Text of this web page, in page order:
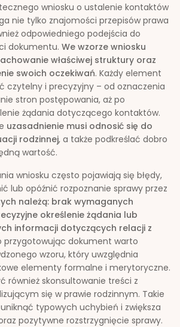
wniosku o ustalenie kontaktów
nie tylko znajomości przepisów prawa
odpowiedniego podejścia do
dokumentu. We wzorze wniosku
właściwej struktury oraz
swoich oczekiwań. Każdy element
czytelny i precyzyjny – od oznaczenia
stron postępowania, aż po
żądania dotyczącego kontaktów.
uzasadnienie musi odnosić się do
rodzinnej, a także podkreślać dobro
wartość.
wniosku często pojawiają się błędy,
lub opóźnić rozpoznanie sprawy przez
należą: brak wymaganych
określenie żądania lub
informacji dotyczących relacji z
przygotowując dokument warto
wzoru, który uwzględnia
elementy formalne i merytoryczne.
również skonsultowanie treści z
się w prawie rodzinnym. Takie
typowych uchybień i zwiększa
pozytywne rozstrzygnięcie sprawy.